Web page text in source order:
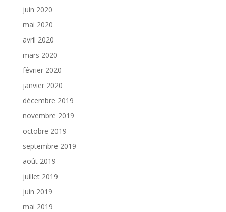
juin 2020
mai 2020
avril 2020
mars 2020
février 2020
janvier 2020
décembre 2019
novembre 2019
octobre 2019
septembre 2019
août 2019
juillet 2019
juin 2019
mai 2019